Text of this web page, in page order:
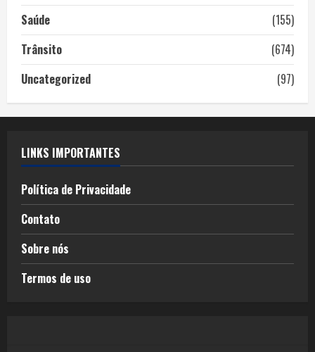
Saúde
(155)
Trânsito
(674)
Uncategorized
(97)
LINKS IMPORTANTES
Política de Privacidade
Contato
Sobre nós
Termos de uso